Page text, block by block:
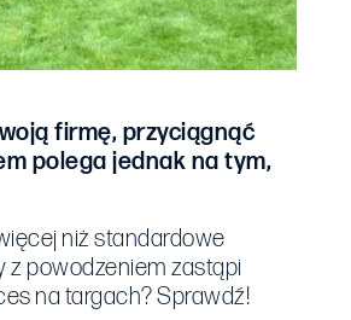
firmę, przyciągnąć
polega jednak na tym,
niż standardowe
z powodzeniem zastąpi
na targach? Sprawdź!